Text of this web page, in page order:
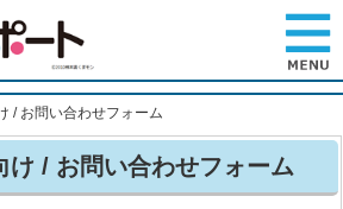
/ お問い合わせフォーム
け / お問い合わせフォーム